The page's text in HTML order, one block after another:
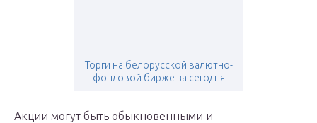
Торги на белорусской валютно-
фондовой бирже за сегодня
Акции могут быть обыкновенными и